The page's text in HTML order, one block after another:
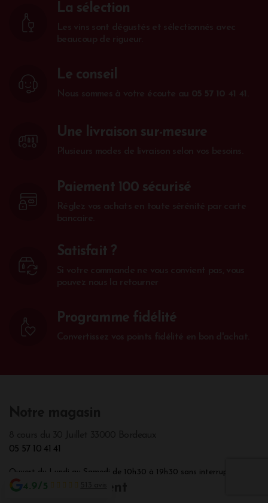
La sélection
Le conseil
Une livraison sur-mesure
Paiement 100 sécurisé
Satisfait ?
Programme fidélité
05 57 10 41 41
Ouvert du Lundi au Samedi de 10h30 à 19h30 sans interruption.
Notre service client
4.9/5